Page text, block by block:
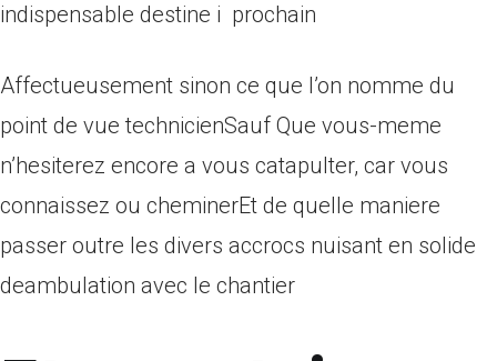
indispensable destine i prochain
Affectueusement sinon ce que l’on nomme du
point de vue technicienSauf Que vous-meme
n’hesiterez encore a vous catapulter, car vous
connaissez ou cheminerEt de quelle maniere
passer outre les divers accrocs nuisant en solide
deambulation avec le chantier